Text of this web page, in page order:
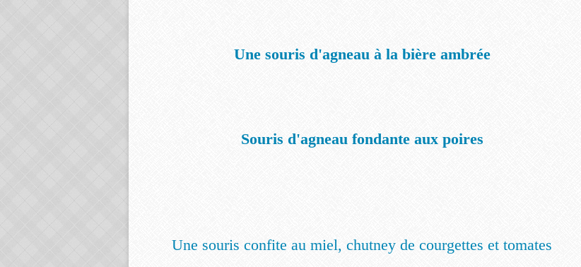
Une souris d'agneau à la bière ambrée
Souris d'agneau fondante aux poires
Une souris confite au miel, chutney de courgettes et tomates